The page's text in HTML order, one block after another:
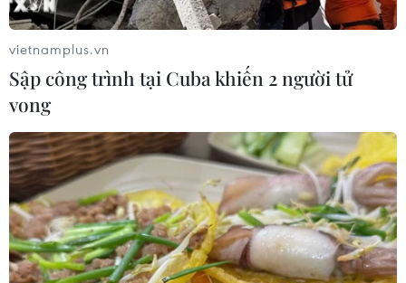
vietnamplus.vn
Sập công trình tại Cuba khiến 2 người tử
vong